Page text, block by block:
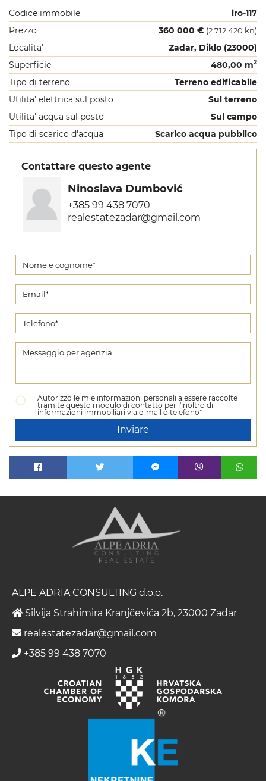
Codice immobile
iro-117
Prezzo
360 000 € (2 712 420 kn)
Localita'
Zadar, Diklo (23000)
Superficie
480,00 m2
Tipo di terreno
Terreno edificabile
Utilita' elettrica sul posto
Sul terreno
Utilita' acqua sul posto
Sul campo
Tipo di scarico d'acqua
Scarico acqua pubblico
Contattare questo agente
Ninoslava Dumbović
+385 99 438 7070
realestatezadar@gmail.com
Autorizzo le mie informazioni personali a essere raccolte
tramite questo modulo di contatto per l'inoltro di
informazioni immobiliari via e-mail o telefono*
Inviare
ALPE ADRIA CONSULTING d.o.o.
Silvija Strahimira Kranjčevića 2b, 23000 Zadar
realestatezadar@gmail.com
+385 99 438 7070